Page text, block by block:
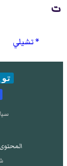
ت
تشيلي